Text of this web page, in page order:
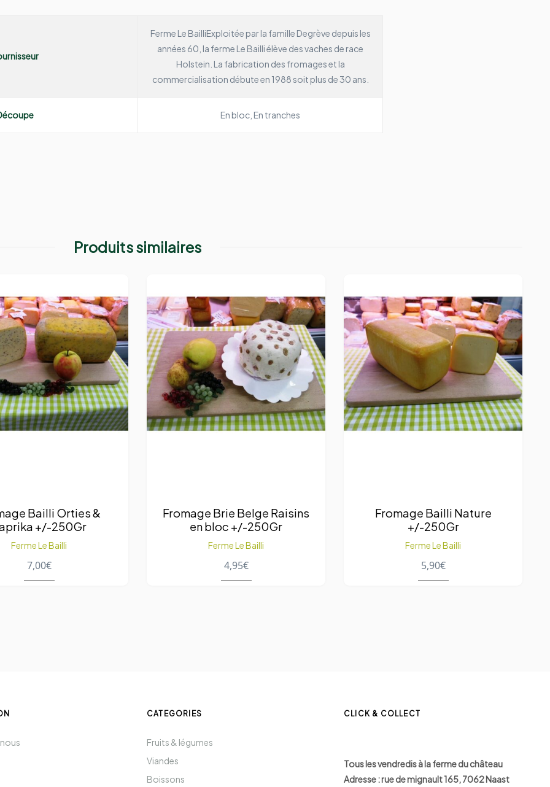
Ferme Le BailliExploitée par la famille Degrève depuis les
années 60, la ferme Le Bailli élève des vaches de race
Holstein. La fabrication des fromages et la
commercialisation débute en 1988 soit plus de 30 ans.
En bloc, En tranches
Produits similaires
Bailli Orties &
+/-250Gr
Ferme Le Bailli
7,00€
Fromage Brie Belge Raisins
en bloc +/-250Gr
Ferme Le Bailli
4,95€
Fromage Bailli Nature
+/-250Gr
Ferme Le Bailli
5,90€
CATEGORIES
Fruits & légumes
Viandes
Boissons
CLICK & COLLECT
Tous les vendredis à la ferme du château
Adresse : rue de mignault 165, 7062 Naast